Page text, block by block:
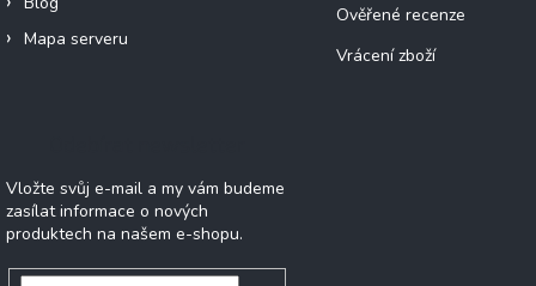
Mapa serveru
Ověřené recenze
Vrácení zboží
Vložte svůj e-mail a my vám budeme
zasílat informace o nových
produktech na našem e-shopu.